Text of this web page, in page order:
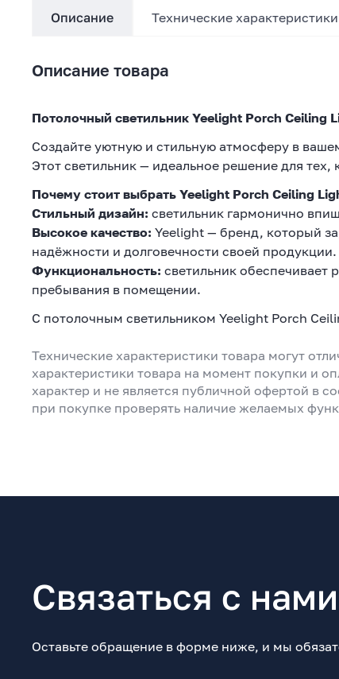
Описание Технические характеристики
Описание товара
Потолочный светильник Yeelight Porch Ceiling
Создайте уютную и стильную атмосферу в
Этот светильник — идеальное решение для
Почему стоит выбрать Yeelight Porch Ceiling
Стильный дизайн: светильник гармонично
Высокое качество: Yeelight — бренд, который
надёжности и долговечности своей продукции.
Функциональность: светильник
пребывания в помещении.
С потолочным светильником Yeelight Porch
Технические характеристики товара могут
характеристики товара на момент покупки и
характер и не является публичной офертой в
при покупке проверять наличие желаемых
Связаться с нами
Оставьте обращение в форме ниже, и мы